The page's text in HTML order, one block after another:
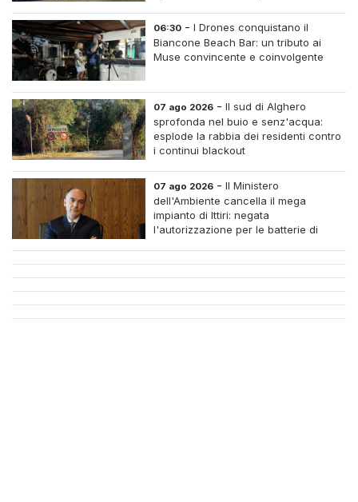
06:30 -I Drones conquistano il
Biancone Beach Bar: un tributo ai
Muse convincente e coinvolgente
07 ago 2026 -Il sud di Alghero
sprofonda nel buio e senz'acqua:
esplode la rabbia dei residenti contro
i continui blackout
07 ago 2026 -Il Ministero
dell'Ambiente cancella il mega
impianto di Ittiri: negata
l'autorizzazione per le batterie di